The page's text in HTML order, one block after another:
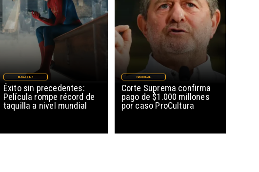
Éxito sin precedentes:
Película rompe récord de
taquilla a nivel mundial
MAGAZINE
Corte Suprema confirma
pago de $1.000 millones
por caso ProCultura
NACIONAL